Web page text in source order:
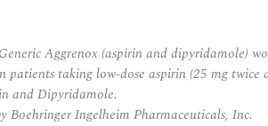
Aggrenox (aspirin and dipyridamole)
patients taking low-dose aspirin (25 mg
and Dipyridamole.
Boehringer Ingelheim Pharmaceuticals, Inc.